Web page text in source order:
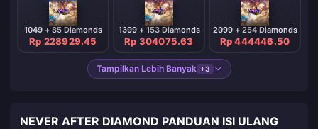
1049 + 85 Diamonds
Rp 228929.45
1399 + 153 Diamonds
Rp 304075.63
2099 + 254 Diamonds
Rp 444446.50
Tampilkan Lebih Banyak +3
NEVER AFTER DIAMOND PANDUAN ISI ULANG